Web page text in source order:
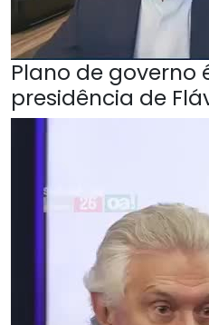
Plano de governo
presidência de